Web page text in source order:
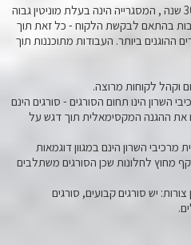
מסגריית מרכיבי השרון הוקמה לפני כ 30 שנה , המסגרייה הינה בעלת מוניטין גבוה
בהתאם לבקשת הלקוח - כל זאת תוך
ההוגנים ביותר. העבודות מתוכננות תוך
וקהל לקוחות מרוצה.
השרון הינו תחום הסורגים - סורגים הינם
את ההגנה המקסימאלית תוך דגש על
השרון הינם במגוון דוגמאות
מחוץ לחלונות שכן הסורגים משתלבים
יש סורגים קבועים, סורגים